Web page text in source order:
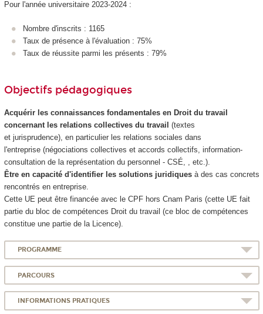
Pour l'année universitaire 2023-2024 :
Nombre d'inscrits : 1165
Taux de présence à l'évaluation : 75%
Taux de réussite parmi les présents : 79%
Objectifs pédagogiques
Acquérir les connaissances fondamentales en Droit du travail
concernant les relations collectives du travail (textes
et jurisprudence), en particulier les relations sociales dans
l'entreprise (négociations collectives et accords collectifs, information-
consultation de la représentation du personnel - CSÉ, , etc.).
Être en capacité d'identifier les solutions juridiquesà des cas concrets
rencontrés en entreprise.
Cette UE peut être financée avec le CPFhors Cnam Paris (cette UE fait
partie du bloc de compétences Droit du travail (ce bloc de compétences
constitue une partie de la Licence).
PROGRAMME
PARCOURS
INFORMATIONS PRATIQUES